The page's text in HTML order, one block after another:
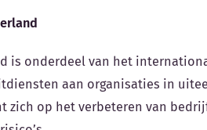
is onderdeel van het
aan organisaties in
zich op het verbeteren van